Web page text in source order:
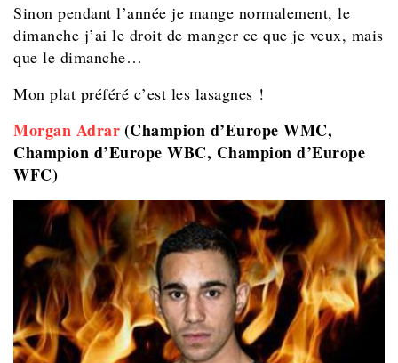
Sinon pendant l’année je mange normalement, le
dimanche j’ai le droit de manger ce que je veux, mais
que le dimanche…
Mon plat préféré c’est les lasagnes !
Morgan Adrar(Champion d’Europe WMC,
Champion d’Europe WBC, Champion d’Europe
WFC)